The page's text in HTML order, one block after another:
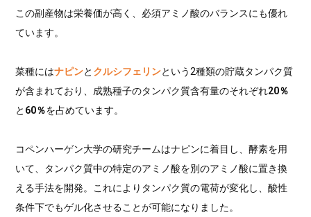
この副産物は栄養価が高く、必須アミノ酸のバランスにも優れ
ています。
菜種にはナピンと クルシフェリンという2種類の貯蔵タンパク質
が含まれており、成熟種子のタンパク質含有量のそれぞれ20％
と 60％を占めています。
コペンハーゲン大学の研究チームはナピンに着目し、酵素を用
いて、タンパク質中の特定のアミノ酸を別のアミノ酸に置き換
える手法を開発。これによりタンパク質の電荷が変化し、酸性
条件下でもゲル化させることが可能になりました。